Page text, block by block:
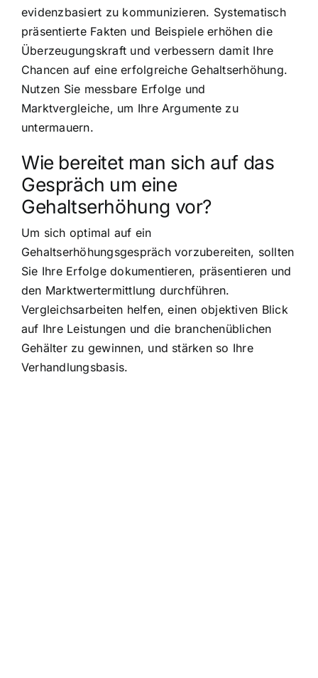
evidenzbasiert zu kommunizieren. Systematisch
präsentierte Fakten und Beispiele erhöhen die
Überzeugungskraft und verbessern damit Ihre
Chancen auf eine erfolgreiche Gehaltserhöhung.
Nutzen Sie messbare Erfolge und
Marktvergleiche, um Ihre Argumente zu
untermauern.
Wie bereitet man sich auf das
Gespräch um eine
Gehaltserhöhung vor?
Um sich optimal auf ein
Gehaltserhöhungsgespräch vorzubereiten, sollten
Sie Ihre Erfolge dokumentieren, präsentieren und
den Marktwertermittlung durchführen.
Vergleichsarbeiten helfen, einen objektiven Blick
auf Ihre Leistungen und die branchenüblichen
Gehälter zu gewinnen, und stärken so Ihre
Verhandlungsbasis.